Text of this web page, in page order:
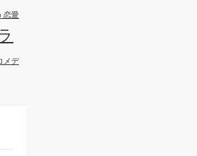
恋愛
メデ